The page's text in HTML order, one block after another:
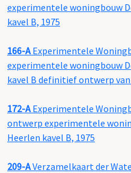
experimentele woningbouw
kavel B, 1975
166-AExperimentele
experimentele woningbouw
kavel B definitief ontwerp
172-AExperimentele
ontwerp experimentele
Heerlen kavel B, 1975
209-AVerzamelkaart der